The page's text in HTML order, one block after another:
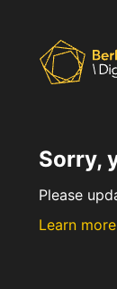
Sorry,
Please
Learn more